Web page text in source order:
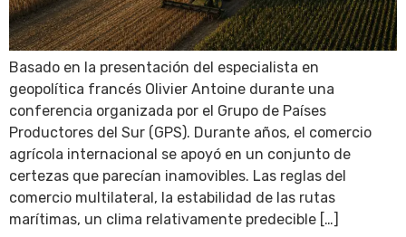
Basado en la presentación del especialista en
geopolítica francés Olivier Antoine durante una
conferencia organizada por el Grupo de Países
Productores del Sur (GPS). Durante años, el comercio
agrícola internacional se apoyó en un conjunto de
certezas que parecían inamovibles. Las reglas del
comercio multilateral, la estabilidad de las rutas
marítimas, un clima relativamente predecible […]